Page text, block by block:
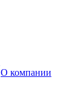
О компании